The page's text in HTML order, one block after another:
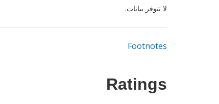
لا تتوفر بيانات.
Footnotes
Ratings